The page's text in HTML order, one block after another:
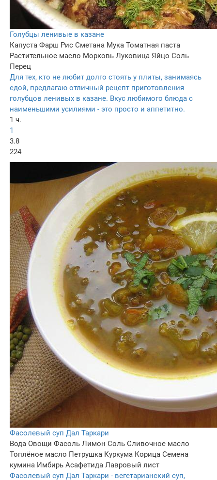
Голубцы ленивые в казане
Капуста Фарш Рис Сметана Мука Томатная паста
Растительное масло Морковь Луковица Яйцо Соль
Перец
Для тех, кто не любит долго стоять у плиты, занимаясь
едой, предлагаю отличный рецепт приготовления
голубцов ленивых в казане. Вкус любимого блюда с
наименьшими усилиями - это просто и аппетитно.
1 ч.
1
3.8
224
Фасолевый суп Дал Таркари
Вода Овощи Фасоль Лимон Соль Сливочное масло
Топлёное масло Петрушка Куркума Корица Семена
кумина Имбирь Асафетида Лавровый лист
Фасолевый суп Дал Таркари - вегетарианский суп,